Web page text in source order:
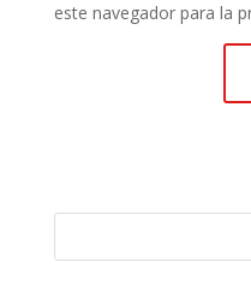
este navegador para la